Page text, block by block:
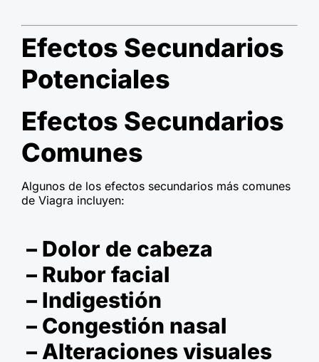
Efectos Secundarios
Potenciales
Efectos Secundarios
Comunes
Algunos de los efectos secundarios más comunes
de Viagra incluyen:
– Dolor de cabeza
– Rubor facial
– Indigestión
– Congestión nasal
– Alteraciones visuales